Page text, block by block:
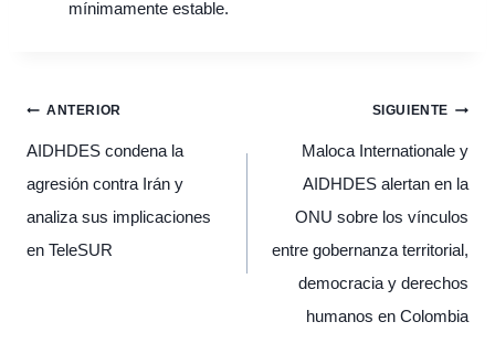
mínimamente estable.
Navegación
entradas
ANTERIOR
AIDHDES condena la
agresión contra Irán y
analiza sus implicaciones
en TeleSUR
SIGUIENTE
Maloca Internationale y
AIDHDES alertan en la
ONU sobre los vínculos
entre gobernanza territorial,
democracia y derechos
humanos en Colombia